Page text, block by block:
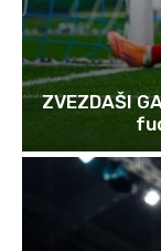
ZVEZDAŠI